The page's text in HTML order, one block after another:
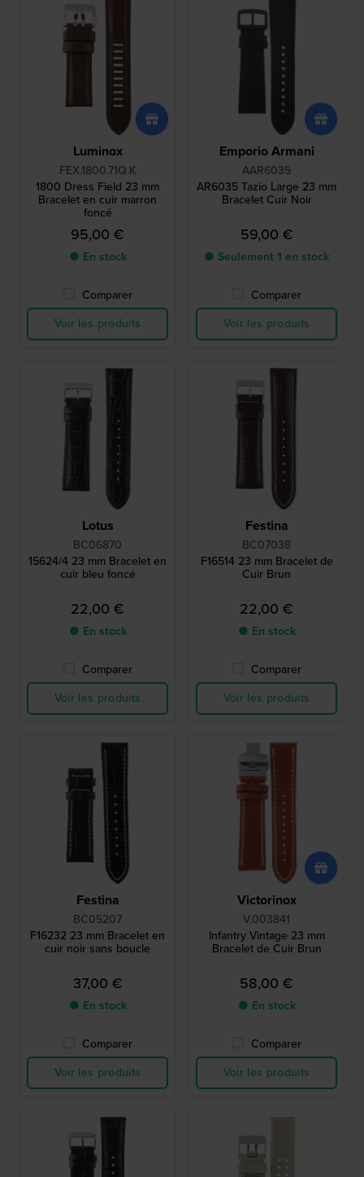
Luminox
FEX.1800.71Q.K
1800 Dress Field 23 mm
Bracelet en cuir marron
foncé
95,00 €
● En stock
Comparer
Voir les produits
Emporio Armani
AAR6035
AR6035 Tazio Large 23 mm
Bracelet Cuir Noir
59,00 €
● Seulement 1 en stock
Comparer
Voir les produits
Lotus
BC06870
15624/4 23 mm Bracelet en
cuir bleu foncé
22,00 €
● En stock
Comparer
Voir les produits
Festina
BC07038
F16514 23 mm Bracelet de
Cuir Brun
22,00 €
● En stock
Comparer
Voir les produits
Festina
BC05207
F16232 23 mm Bracelet en
cuir noir sans boucle
37,00 €
● En stock
Comparer
Voir les produits
Victorinox
V.003841
Infantry Vintage 23 mm
Bracelet de Cuir Brun
58,00 €
● En stock
Comparer
Voir les produits